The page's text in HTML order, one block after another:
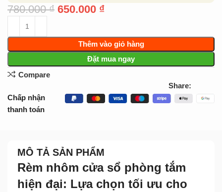
780.000₫ 650.000 ₫
Thêm vào giỏ hàng
Đặt mua ngay
Compare
Share:
Chấp nhận
thanh toán
MÔ TẢ SẢN PHẨM
Rèm nhôm cửa sổ phòng tắm
hiện đại: Lựa chọn tối ưu cho